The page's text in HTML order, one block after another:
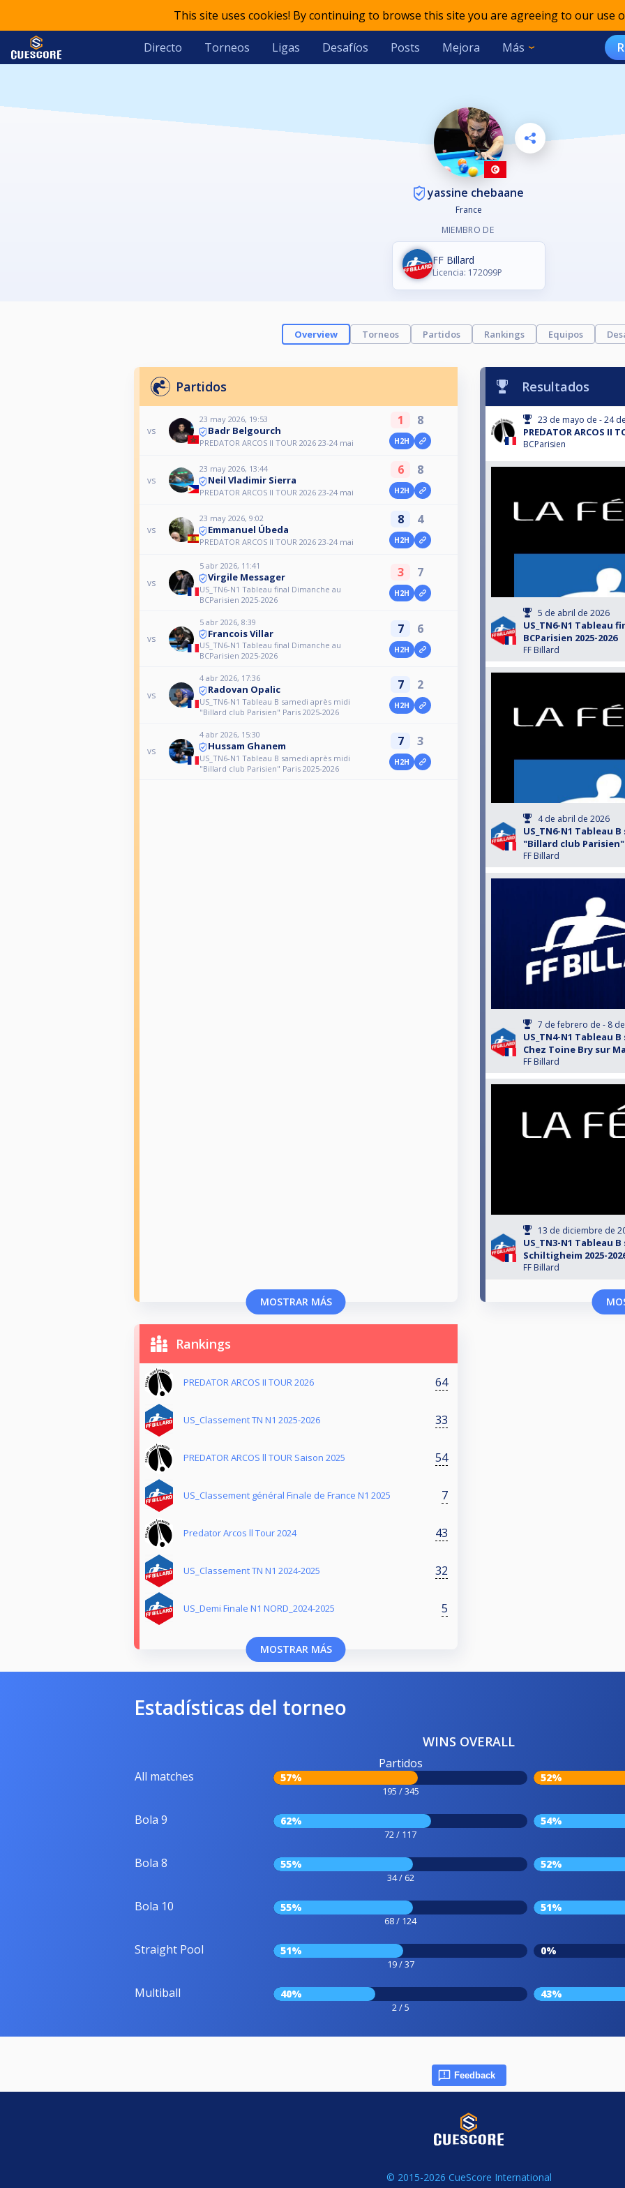
This site uses cookies! By continuing to browse this site you are agreeing to our use
Directo Torneos Ligas Desafíos Posts Mejora Más
yassine chebaane
France
MIEMBRO DE
FF Billard
Licencia: 172099P
Overview Torneos Partidos Rankings Equipos
Partidos
vs
23 may 2026, 19:53
Badr Belgourch
PREDATOR ARCOS II TOUR 2026 23-24 mai
1 8
H2H
vs
23 may 2026, 13:44
Neil Vladimir Sierra
PREDATOR ARCOS II TOUR 2026 23-24 mai
6 8
H2H
vs
23 may 2026, 9:02
Emmanuel Úbeda
PREDATOR ARCOS II TOUR 2026 23-24 mai
8 4
H2H
vs
5 abr 2026, 11:41
Virgile Messager
US_TN6-N1 Tableau final Dimanche au
BCParisien 2025-2026
3 7
H2H
vs
5 abr 2026, 8:39
Francois Villar
US_TN6-N1 Tableau final Dimanche au
BCParisien 2025-2026
7 6
H2H
vs
4 abr 2026, 17:36
Radovan Opalic
US_TN6-N1 Tableau B samedi après midi
"Billard club Parisien" Paris 2025-2026
7 2
H2H
vs
4 abr 2026, 15:30
Hussam Ghanem
US_TN6-N1 Tableau B samedi après midi
"Billard club Parisien" Paris 2025-2026
7 3
H2H
MOSTRAR MÁS
Resultados
23 de mayo de - 24
PREDATOR ARCOS II
BCParisien
5 de abril de 2026
US_TN6-N1 Tableau
BCParisien 2025-2026
FF Billard
4 de abril de 2026
US_TN6-N1 Tableau
"Billard club Parisien"
FF Billard
7 de febrero de - 8
US_TN4-N1 Tableau
Chez Toine Bry sur
FF Billard
13 de diciembre de
US_TN3-N1 Tableau
Schiltigheim 2025-
FF Billard
Rankings
PREDATOR ARCOS II TOUR 2026 64
US_Classement TN N1 2025-2026 33
PREDATOR ARCOS ll TOUR Saison 2025 54
US_Classement général Finale de France N1 2025 7
Predator Arcos ll Tour 2024 43
US_Classement TN N1 2024-2025 32
US_Demi Finale N1 NORD_2024-2025 5
MOSTRAR MÁS
Estadísticas del torneo
WINS OVERALL
All matches
Partidos
57%
195 / 345
52%
Bola 9 62%
72 / 117
54%
Bola 8 55%
34 / 62
52%
Bola 10 55%
68 / 124
51%
Straight Pool 51%
19 / 37
0%
Multiball 40%
2 / 5
43%
Feedback
© 2015-2026 CueScore International